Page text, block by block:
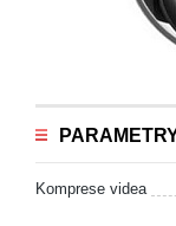
Komprese videa